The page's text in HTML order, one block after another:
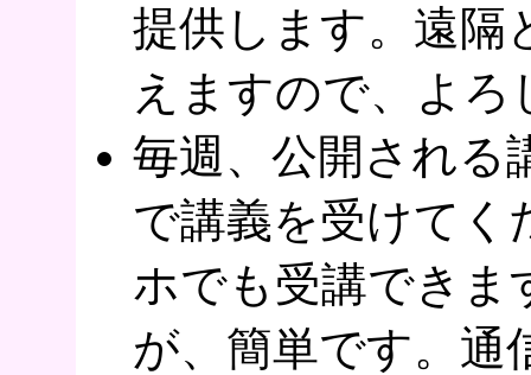
提供します。遠隔
えますので、よ
毎週、公開される
で講義を受けてく
ホでも受講できま
が、簡単です。通